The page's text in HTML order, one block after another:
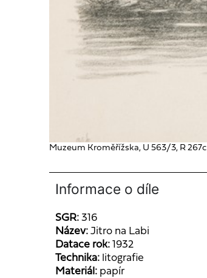
Muzeum Kroměřížska, U 563/3, R 267c
Informace o díle
SGR: 316
Název: Jitro na Labi
Datace rok: 1932
Technika: litografie
Materiál: papír